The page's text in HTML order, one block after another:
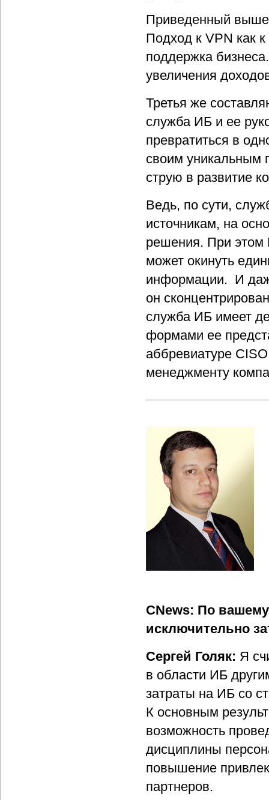
Приведенный выше
Подход к VPN как
поддержка
увеличения
Третья же
служба ИБ и ее
превратиться в
своим уникальным
струю в развитие
Ведь, по сути,
источникам, на
решения. При этом
может окинуть
информации. И
он
служба ИБ имеет
формами ее
аббревиатуре
менеджменту
CNews: По
исключительно
Сергей Голяк: Я
в области ИБ
затраты на ИБ со
К основным
возможность
дисциплины
повышение
партнеров.